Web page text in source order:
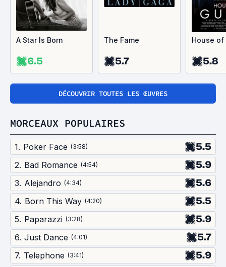
A Star Is Born
6.5
The Fame
5.7
House of
5.8
DÉCOUVRIR TOUTES LES ŒUVRES
MORCEAUX POPULAIRES
1. Poker Face (3:58) 5.5
2. Bad Romance (4:54) 5.9
3. Alejandro (4:34) 5.6
4. Born This Way (4:20) 5.5
5. Paparazzi (3:28) 5.9
6. Just Dance (4:01) 5.7
7. Telephone (3:41) 5.9